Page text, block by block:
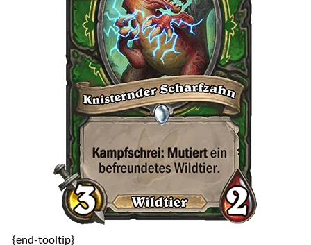
{end-tooltip}